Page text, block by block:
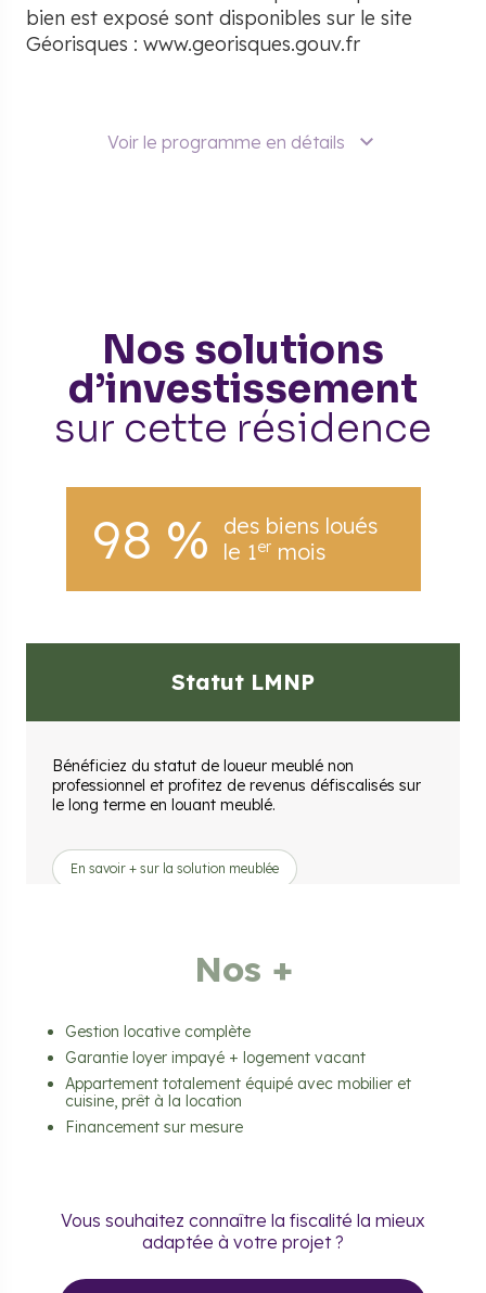
bien est exposé sont disponibles sur le site
Géorisques : www.georisques.gouv.fr
Voir le programme en détails
Nos solutions
d’investissement
sur cette résidence
98 %
des biens loués
le 1ermois
Statut LMNP
Bénéficiez du statut de loueur meublé non
professionnel et profitez de revenus défiscalisés sur
le long terme en louant meublé.
En savoir + sur la solution meublée
Nos +
Gestion locative complète
Garantie loyer impayé + logement vacant
Appartement totalement équipé avec mobilier et
cuisine, prêt à la location
Financement sur mesure
Vous souhaitez connaître la fiscalité la mieux
adaptée à votre projet ?